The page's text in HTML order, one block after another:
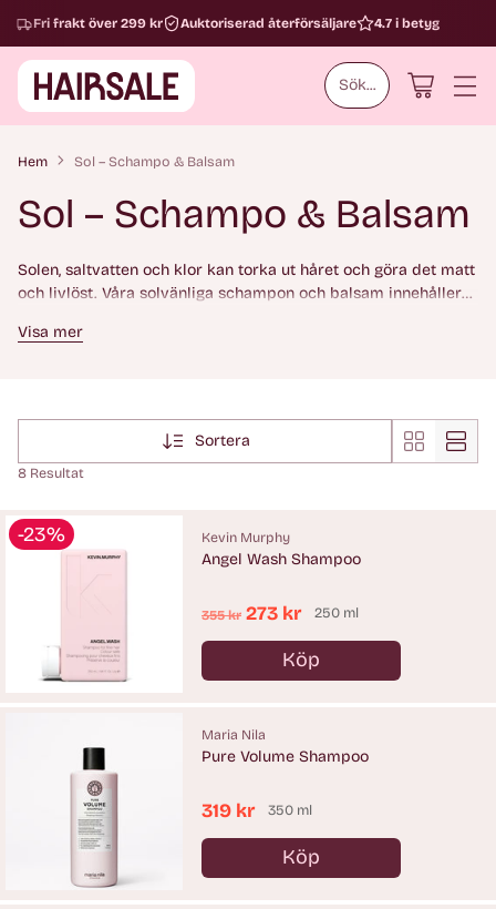
Sök...
Fri frakt över 299 kr Auktoriserad återförsäljare 4.7 i betyg
Hem Sol – Schampo & Balsam
Sol – Schampo & Balsam
Solen, saltvatten och klor kan torka ut håret och göra det matt
och livlöst. Våra solvänliga schampon och balsam innehåller
stärker håret från rot till topp. Perfekta för dig som vill bevara
Visa mer
Sortera
8 Resultat
-23% Kevin Murphy
Angel Wash Shampoo
Ordinarie
pris
355 kr 273 kr 250 ml
Köp
Antal
Maria Nila
Pure Volume Shampoo
319 kr 350 ml
Köp
Antal